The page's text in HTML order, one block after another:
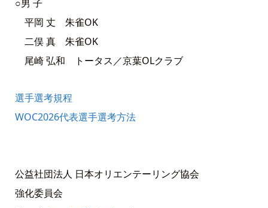
○男 子
平岡 丈 朱雀OK
二俣 真 朱雀OK
尾崎 弘和 トータス／京葉OLクラブ
選手選考規程
WOC2026代表選手選考方法
公益社団法人 日本オリエンテーリング協会
強化委員会